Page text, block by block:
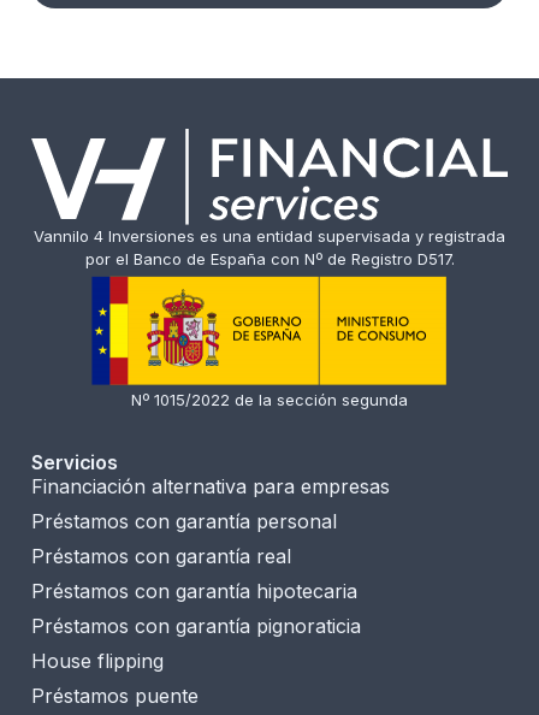
Vannilo 4 Inversiones es una entidad supervisada y registrada
por el Banco de España con Nº de Registro D517.
Nº 1015/2022 de la sección segunda
Servicios
Financiación alternativa para empresas
Préstamos con garantía personal
Préstamos con garantía real
Préstamos con garantía hipotecaria
Préstamos con garantía pignoraticia
House flipping
Préstamos puente